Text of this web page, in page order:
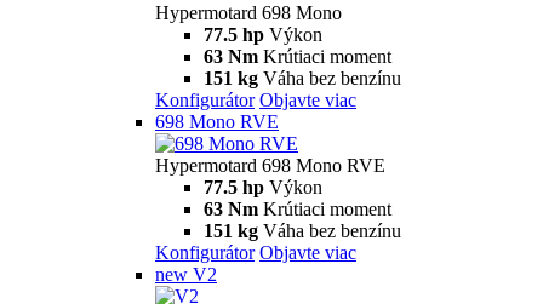
Hypermotard 698 Mono
77.5 hp Výkon
63 Nm Krútiaci moment
151 kg Váha bez benzínu
Konfigurátor Objavte viac
698 Mono RVE
Hypermotard 698 Mono RVE
77.5 hp Výkon
63 Nm Krútiaci moment
151 kg Váha bez benzínu
Konfigurátor Objavte viac
new V2